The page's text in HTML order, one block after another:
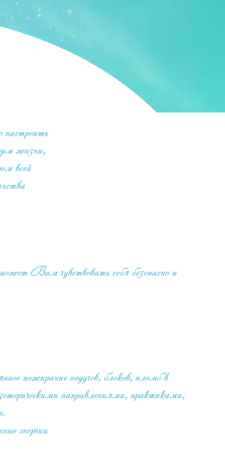
жизни,
всей
Вам чувствовать себя безопасно и
недугов, блоков, пломб в
направлениями, практиками,
энергии